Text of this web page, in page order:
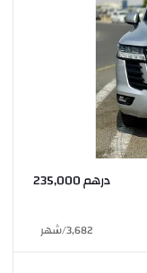
درهم 235,000
3,682
/شهر